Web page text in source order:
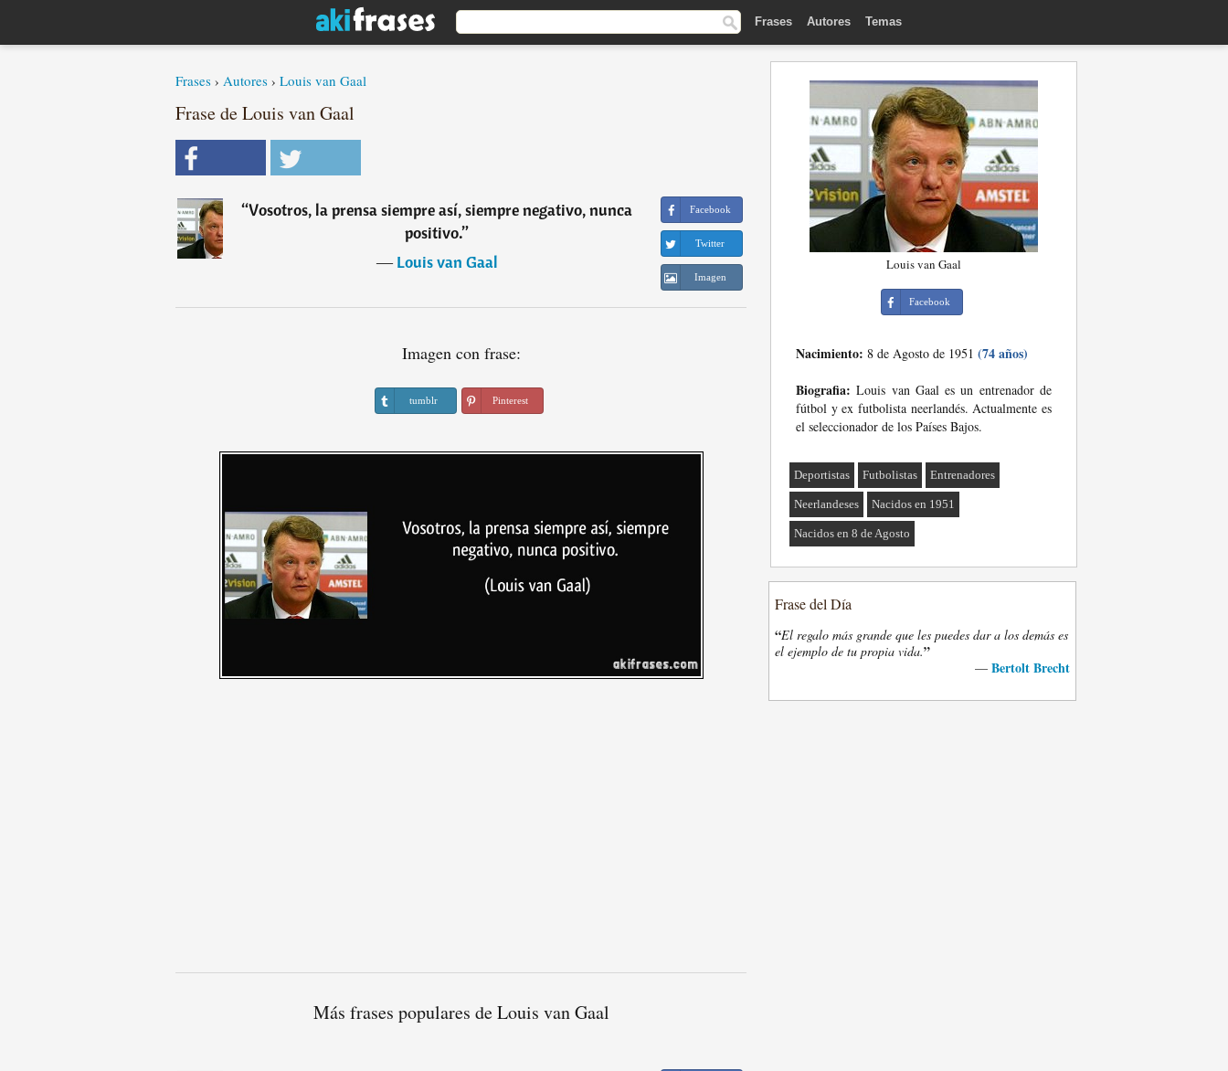
Frases Autores Temas
Frases › Autores › Louis van Gaal
Frase de Louis van Gaal
“Vosotros, la prensa siempre así, siempre negativo, nunca
positivo.”
―Louis van Gaal
Facebook
Twitter
Imagen
Imagen con frase:
tumblr Pinterest
Más frases populares de Louis van Gaal
Louis van Gaal
Facebook
Nacimiento: 8 de Agosto de 1951 (74 años)
Biografia: Louis van Gaal es un entrenador de
fútbol y ex futbolista neerlandés. Actualmente es
el seleccionador de los Países Bajos.
Deportistas Futbolistas Entrenadores
Neerlandeses Nacidos en 1951
Nacidos en 8 de Agosto
Frase del Día
“El regalo más grande que les puedes dar a los demás es
el ejemplo de tu propia vida.”
— Bertolt Brecht